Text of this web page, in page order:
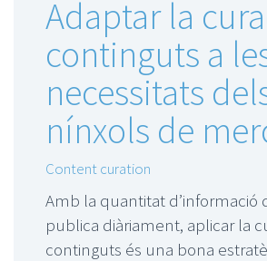
Adaptar la
continguts a
necessitats
nínxols de
Content curation
Amb la quantitat d’informació
publica diàriament, aplicar la
continguts és una bona